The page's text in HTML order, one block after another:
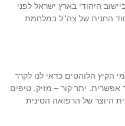
היהודי בארץ ישראל לפני
החנית של צה"ל במלחמת
הקיץ הלוהטים כדאי לנו לקרר
אפשרית. יתר קור – מזיק. טיפים
היוצר של הרפואה הסינית